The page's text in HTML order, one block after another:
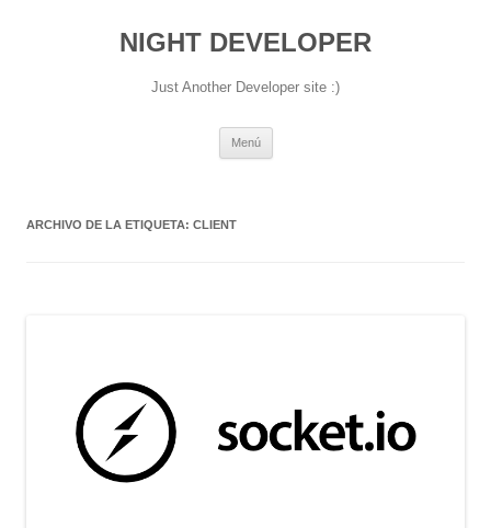
NIGHT DEVELOPER
Just Another Developer site :)
Menú
ARCHIVO DE LA ETIQUETA: CLIENT